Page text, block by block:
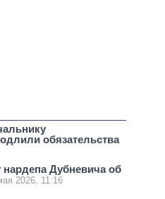
обязательства
Дубневича об
2026, 11:16